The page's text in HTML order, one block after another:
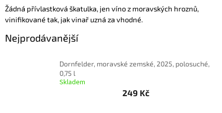
Bílé
víno
Červené
Žádná přívlastková škatulka, jen víno z moravských hroznů,
vinifikované tak, jak vinař uzná za vhodné.
Nejprodávanější
Dornfelder, moravské zemské, 2025, polosuché,
0,75 l
Skladem
249 Kč